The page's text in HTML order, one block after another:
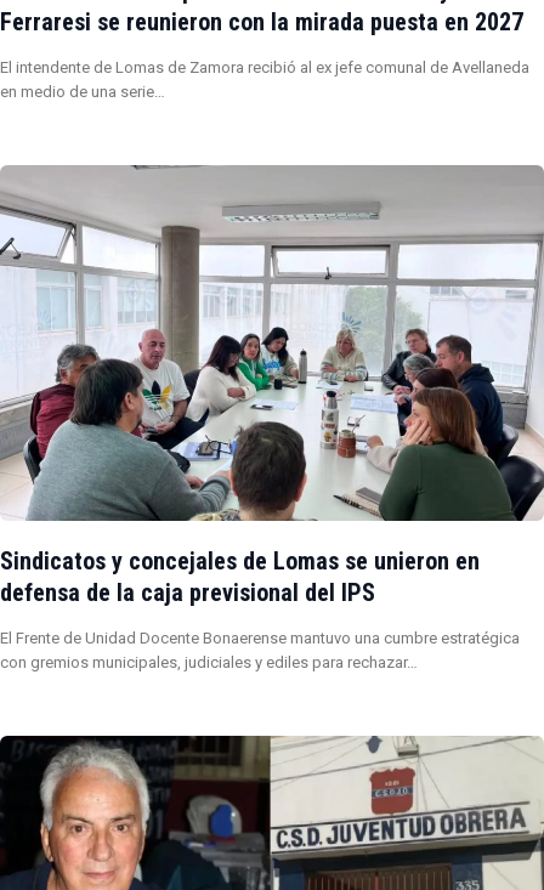
Ferraresi se reunieron con la mirada puesta en 2027
El intendente de Lomas de Zamora recibió al ex jefe comunal de Avellaneda
en medio de una serie…
Sindicatos y concejales de Lomas se unieron en
defensa de la caja previsional del IPS
El Frente de Unidad Docente Bonaerense mantuvo una cumbre estratégica
con gremios municipales, judiciales y ediles para rechazar…